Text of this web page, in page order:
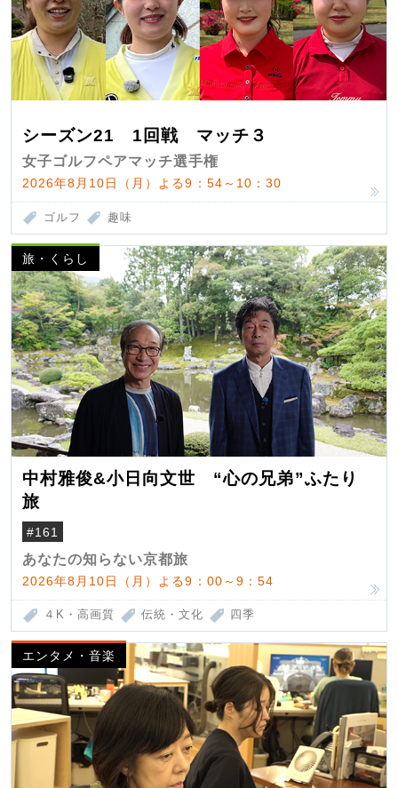
シーズン21 1回戦 マッチ３
女子ゴルフペアマッチ選手権
2026年8月10日（月）よる9：54～10：30
ゴルフ 趣味
旅・くらし
中村雅俊&小日向文世 “心の兄弟”ふたり
旅
#161
あなたの知らない京都旅
2026年8月10日（月）よる9：00～9：54
４K・高画質 伝統・文化 四季
エンタメ・音楽